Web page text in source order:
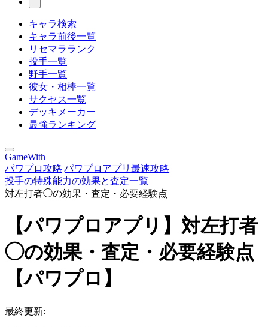
キャラ検索
キャラ前後一覧
リセマラランク
投手一覧
野手一覧
彼女・相棒一覧
サクセス一覧
デッキメーカー
最強ランキング
GameWith
パワプロ攻略|パワプロアプリ最速攻略
投手の特殊能力の効果と査定一覧
対左打者◯の効果・査定・必要経験点
【パワプロアプリ】対左打者
◯の効果・査定・必要経験点
【パワプロ】
最終更新: